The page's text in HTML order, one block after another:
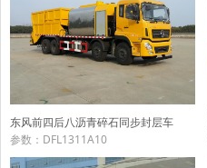
东风前四后八沥青碎石同步封层车
参数：DFL1311A10